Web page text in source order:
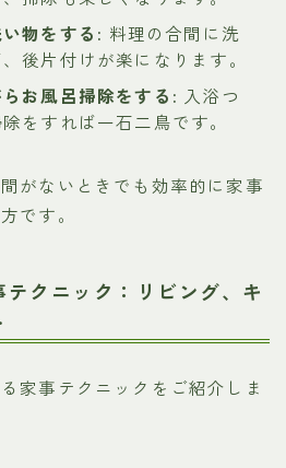
物をする: 料理の合間に洗
後片付けが楽になります。
お風呂掃除をする: 入浴つ
をすれば一石二鳥です。
がないときでも効率的に家事
です。
テクニック：リビング、キ
家事テクニックをご紹介しま